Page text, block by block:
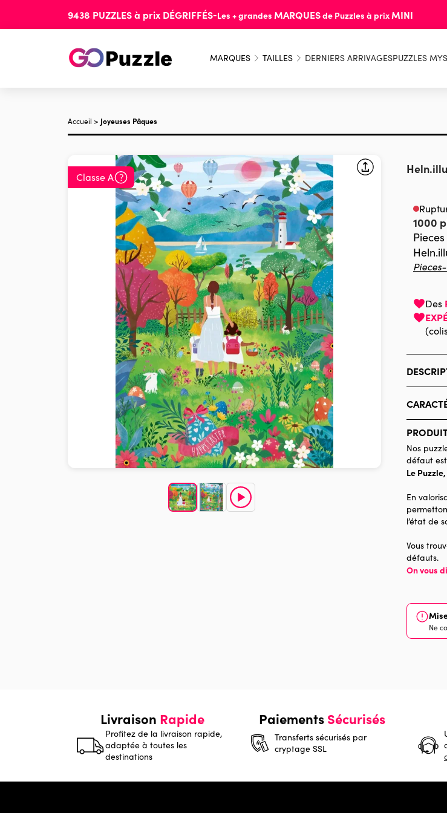
9438 PUZZLESà prix DÉGRIFFÉS-Les + grandes MARQUESde Puzzles à prix MINI
MARQUES TAILLES DERNIERS ARRIVAGESPUZZLES
Accueil > Joyeuses Pâques
Classe A
1000
Des
Marque
Catégorie
Age
Nombre
Nos
défaut
Le
En
l’état de
Vous
défauts.
On vous
Ne
Livraison Rapide
Profitez de la livraison rapide,
adaptée à toutes les
destinations
PaiementsSécurisés
Transferts sécurisés par
cryptage SSL